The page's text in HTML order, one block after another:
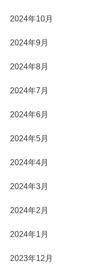
2024年10月
2024年9月
2024年8月
2024年7月
2024年6月
2024年5月
2024年4月
2024年3月
2024年2月
2024年1月
2023年12月